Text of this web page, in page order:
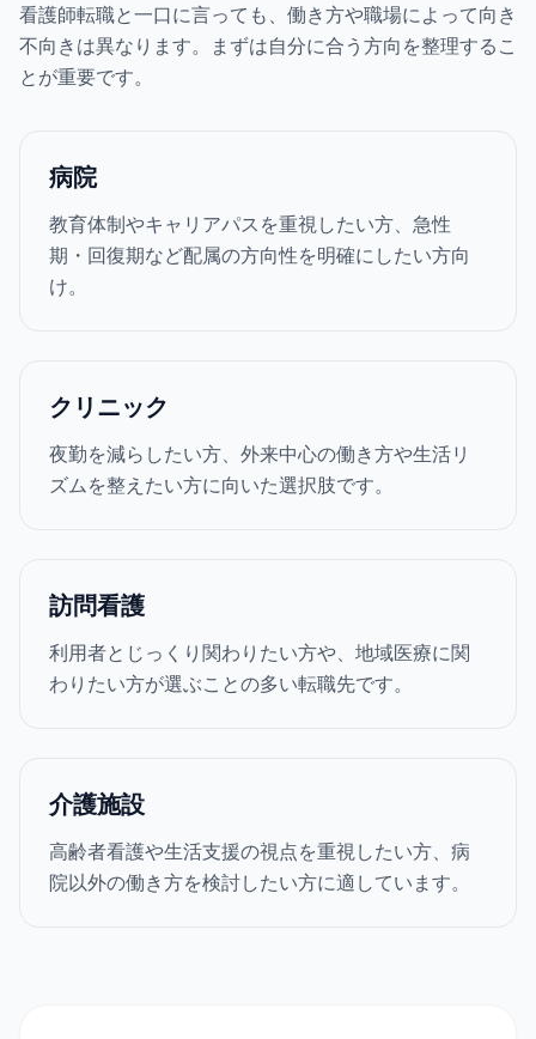
看護師転職と一口に言っても、働き方や職場によって向き
不向きは異なります。まずは自分に合う方向を整理するこ
とが重要です。
病院
教育体制やキャリアパスを重視したい方、急性
期・回復期など配属の方向性を明確にしたい方向
け。
クリニック
夜勤を減らしたい方、外来中心の働き方や生活リ
ズムを整えたい方に向いた選択肢です。
訪問看護
利用者とじっくり関わりたい方や、地域医療に関
わりたい方が選ぶことの多い転職先です。
介護施設
高齢者看護や生活支援の視点を重視したい方、病
院以外の働き方を検討したい方に適しています。